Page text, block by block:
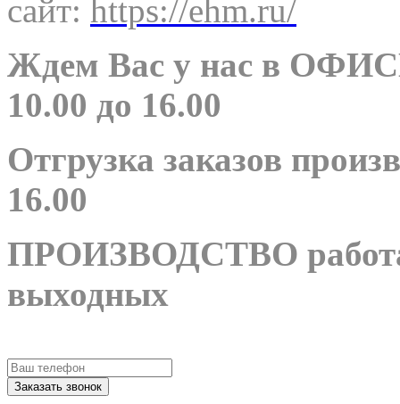
сайт: https://ehm.ru/
Ждем Вас у нас в
10.00 до 16.00
Отгрузка заказов
16.00
ПРОИЗВОДСТВО
выходных